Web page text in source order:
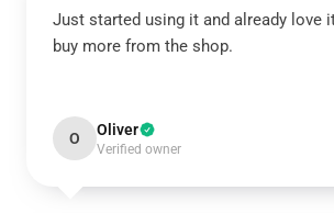
Just started using it and already love
buy more from the shop.
O Oliver
Verified owner